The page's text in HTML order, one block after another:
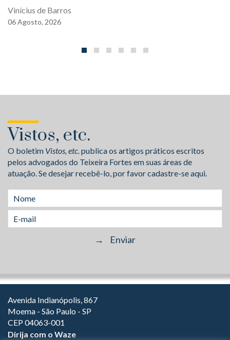
Vinícius de Barros
06Agosto, 2026
Vistos, etc.
O boletim Vistos, etc.publica os artigos práticos escritos
pelos advogados do Teixeira Fortes em suas áreas de
atuação. Se desejar recebê-lo, por favor cadastre-se aqui.
Avenida Indianópolis, 867
Moema - São Paulo - SP
CEP 04063-001
Dirija com o Waze